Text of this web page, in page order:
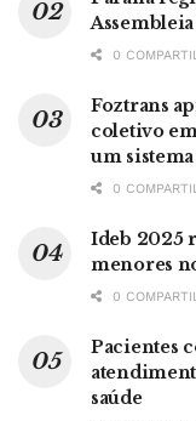
0
Foztrans
coletivo
um
0
Ideb 2025
menores
0
Pacientes
saúde